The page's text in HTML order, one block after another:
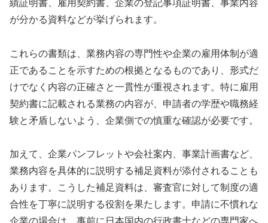
績証明書、雇用契約書、企業の登記事項証明書、事業内容
が分かる資料などが挙げられます。
これらの書類は、業務内容の専門性や企業の雇用体制が適
正であることを示すための根拠となるものであり、形式だ
けでなく内容の正確さと一貫性が重視されます。特に雇用
契約書に記載される業務の内容が、申請者の学歴や職務経
験と矛盾しないよう、企業側での慎重な確認が必要です。
加えて、企業パンフレットや会社案内、事業計画書など、
業務内容を具体的に説明する補足資料が添付されることも
あります。こうした補足資料は、審査官に対して制度の適
合性を丁寧に説明する役割を果たします。申請に不慣れな